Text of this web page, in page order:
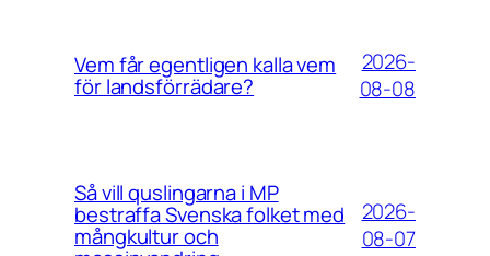
Vem får egentligen kalla vem
för landsförrädare?
2026-
08-08
Så vill quslingarna i MP
bestraffa Svenska folket med
mångkultur och
2026-
08-07